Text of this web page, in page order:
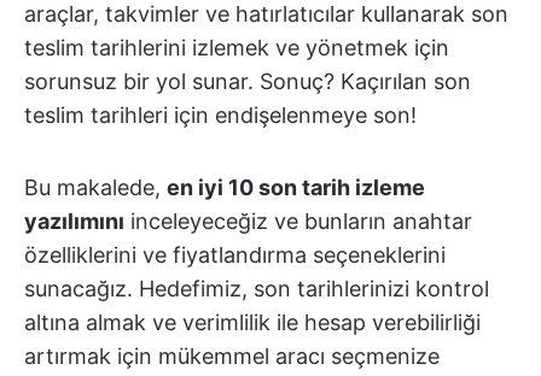
araçlar, takvimler ve hatırlatıcılar kullanarak son
teslim tarihlerini izlemek ve yönetmek için
sorunsuz bir yol sunar. Sonuç? Kaçırılan son
teslim tarihleri için endişelenmeye son!
Bu makalede, en iyi 10 son tarih izleme
yazılımını inceleyeceğiz ve bunların anahtar
özelliklerini ve fiyatlandırma seçeneklerini
sunacağız. Hedefimiz, son tarihlerinizi kontrol
altına almak ve verimlilik ile hesap verebilirliği
artırmak için mükemmel aracı seçmenize